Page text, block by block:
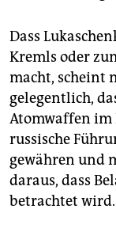
Dass
Kremls oder
macht, scheint
gelegentlich,
Atomwaffen im
russische
gewähren und
daraus, dass
betrachtet wird.